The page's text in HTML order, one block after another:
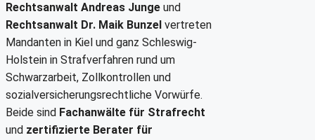
Rechtsanwalt Andreas Junge und
Rechtsanwalt Dr. Maik Bunzel vertreten
Mandanten in Kiel und ganz Schleswig-
Holstein in Strafverfahren rund um
Schwarzarbeit, Zollkontrollen und
sozialversicherungsrechtliche Vorwürfe.
Beide sind Fachanwälte für Strafrecht
und zertifizierte Berater für